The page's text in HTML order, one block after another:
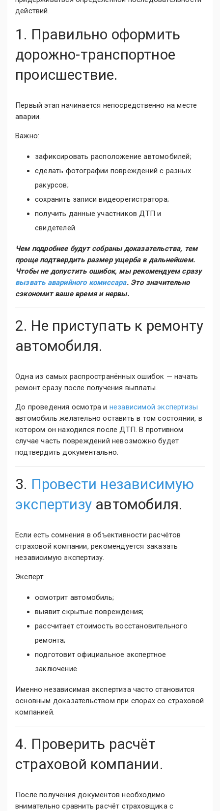
действий.
1. Правильно оформить
дорожно-транспортное
происшествие.
Первый этап начинается непосредственно на месте
аварии.
Важно:
зафиксировать расположение автомобилей;
сделать фотографии повреждений с разных
ракурсов;
сохранить записи видеорегистратора;
получить данные участников ДТП и
свидетелей.
Чем подробнее будут собраны доказательства, тем
проще подтвердить размер ущерба в дальнейшем.
Чтобы не допустить ошибок, мы рекомендуем сразу
вызвать аварийного комиссара. Это значительно
сэкономит ваше время и нервы.
2. Не приступать к ремонту
автомобиля.
Одна из самых распространённых ошибок — начать
ремонт сразу после получения выплаты.
До проведения осмотра и независимой экспертизы
автомобиль желательно оставить в том состоянии, в
котором он находился после ДТП. В противном
случае часть повреждений невозможно будет
подтвердить документально.
3. Провести независимую
экспертизу автомобиля.
Если есть сомнения в объективности расчётов
страховой компании, рекомендуется заказать
независимую экспертизу.
Эксперт:
осмотрит автомобиль;
выявит скрытые повреждения;
рассчитает стоимость восстановительного
ремонта;
подготовит официальное экспертное
заключение.
Именно независимая экспертиза часто становится
основным доказательством при спорах со страховой
компанией.
4. Проверить расчёт
страховой компании.
После получения документов необходимо
внимательно сравнить расчёт страховщика с